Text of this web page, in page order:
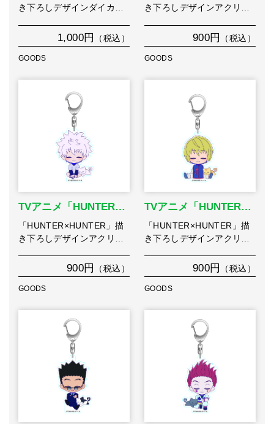
き下ろしデザインダイカ…
1,000円 （税込）
GOODS
き下ろしデザインアクリ…
900円 （税込）
GOODS
TVアニメ「HUNTER…
「HUNTER×HUNTER」描
き下ろしデザインアクリ…
900円 （税込）
GOODS
TVアニメ「HUNTER…
「HUNTER×HUNTER」描
き下ろしデザインアクリ…
900円 （税込）
GOODS